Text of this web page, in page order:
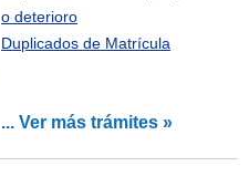
o deterioro
Duplicados de Matrícula
... Ver más trámites »